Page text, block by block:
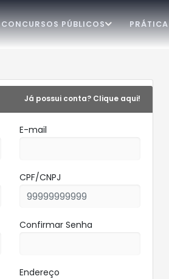
CONCURSOS PÚBLICOS PRÁTICA
Já possui conta? Clique aqui!
E-mail
CPF/CNPJ
Confirmar Senha
Endereço